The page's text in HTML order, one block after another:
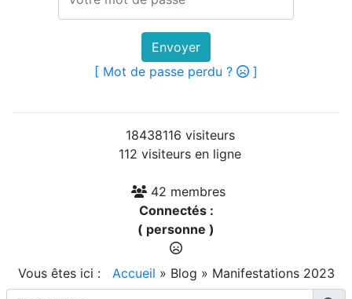
Envoyer
[ Mot de passe perdu ?
]
18438116 visiteurs
112 visiteurs en ligne
42 membres
Connectés :
( personne )
Vous êtes ici : Accueil » Blog » Manifestations 2023